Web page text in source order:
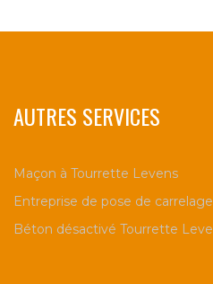
AUTRES SERVICES
Maçon à Tourrette Levens
Entreprise de pose de
Béton désactivé Tourrette